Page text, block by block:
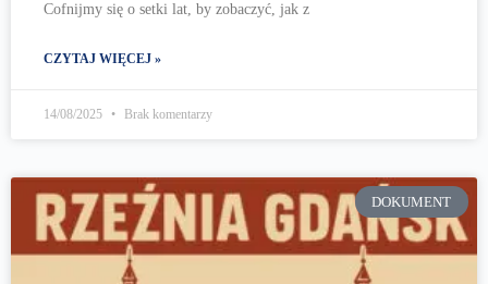
Cofnijmy się o setki lat, by zobaczyć, jak z
CZYTAJ WIĘCEJ »
14/08/2025 Brak komentarzy
DOKUMENT